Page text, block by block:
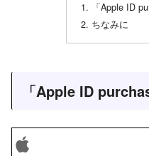
「Apple ID
ちなみに
「Apple ID